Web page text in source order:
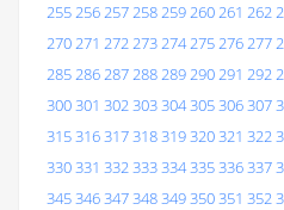
255256257258259260261 262
270271 272273274275276277
285286287288289290291 292
300301 302303304305306307
315316317318319320321 322
330331 332333334335336337
345346347348349350351 352